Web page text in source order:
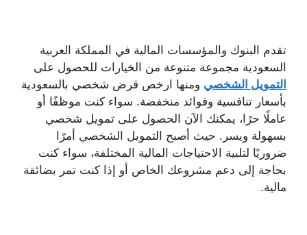
تقدم البنوك والمؤسسات المالية في المملكة العربية
السعودية مجموعة متنوعة من الخيارات للحصول على
التمويل الشخصي ومنها ارخص قرض شخصي بالسعودية
بأسعار تنافسية وفوائد منخفضة. سواء كنت موظفًا أو
عاملًا حرًا، يمكنك الآن الحصول على تمويل شخصي
بسهولة ويسر. حيث أصبح التمويل الشخصي أمرًا
ضروريًا لتلبية الاحتياجات المالية المختلفة، سواء كنت
بحاجة إلى دعم مشروعك الخاص أو إذا كنت تمر بضائقة
مالية.